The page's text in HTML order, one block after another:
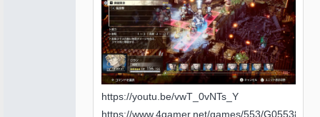
https://youtu.be/vwT_0vNTs_Y
https://www.4gamer.net/games/553/G055388/